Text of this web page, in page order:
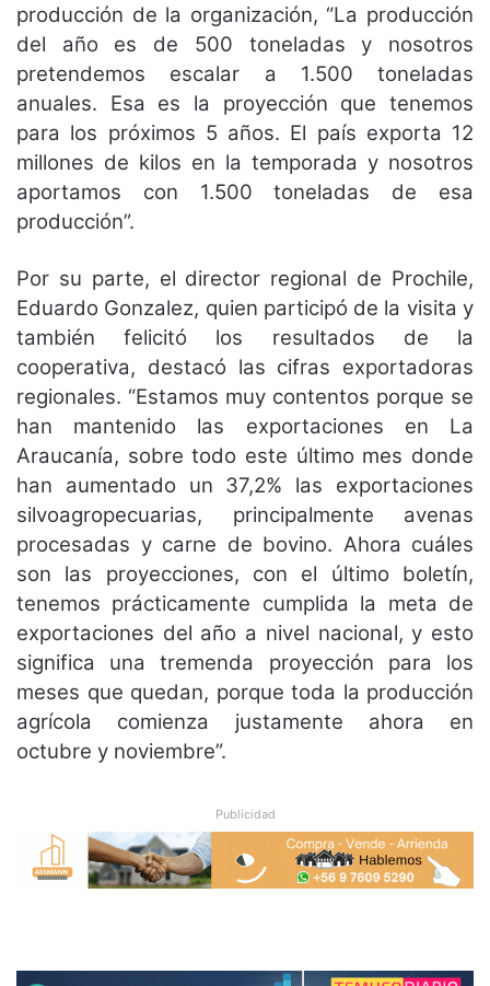
producción de la organización, “La producción
del año es de 500 toneladas y nosotros
pretendemos escalar a 1.500 toneladas
anuales. Esa es la proyección que tenemos
para los próximos 5 años. El país exporta 12
millones de kilos en la temporada y nosotros
aportamos con 1.500 toneladas de esa
producción”.
Por su parte, el director regional de Prochile,
Eduardo Gonzalez, quien participó de la visita y
también felicitó los resultados de la
cooperativa, destacó las cifras exportadoras
regionales. “Estamos muy contentos porque se
han mantenido las exportaciones en La
Araucanía, sobre todo este último mes donde
han aumentado un 37,2% las exportaciones
silvoagropecuarias, principalmente avenas
procesadas y carne de bovino. Ahora cuáles
son las proyecciones, con el último boletín,
tenemos prácticamente cumplida la meta de
exportaciones del año a nivel nacional, y esto
significa una tremenda proyección para los
meses que quedan, porque toda la producción
agrícola comienza justamente ahora en
octubre y noviembre”.
Publicidad